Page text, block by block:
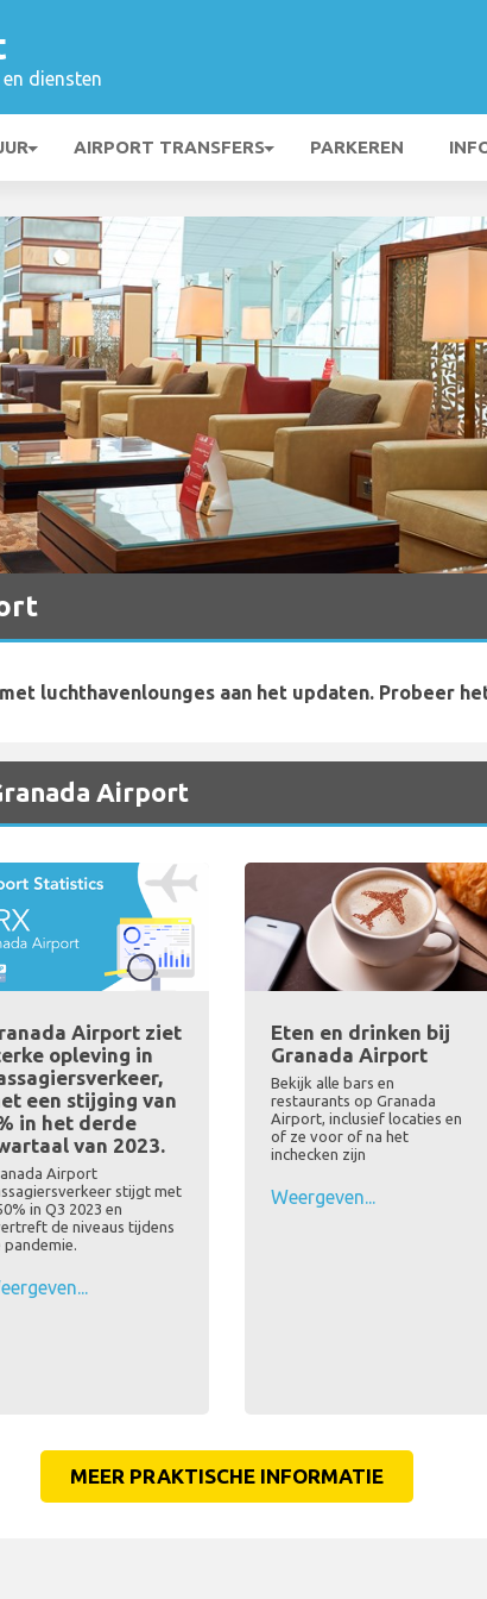
diensten
AIRPORT TRANSFERS PARKEREN
luchthavenlounges aan het updaten. Probeer
Airport
Airport ziet
opleving in
een stijging van
in het derde
van 2023.
Airport
stijgt met
in Q3 2023 en
de niveaus tijdens
pandemie.
Eten en drinken bij
Granada Airport
Bekijk alle bars en
restaurants op Granada
Airport, inclusief locaties en
of ze voor of na het
inchecken zijn
Weergeven...
MEER PRAKTISCHE INFORMATIE